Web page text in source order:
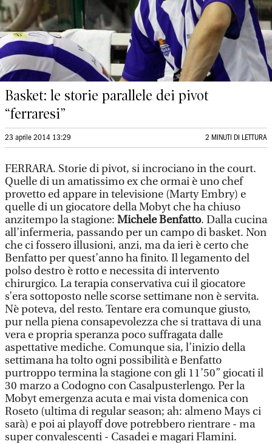
Basket: le storie parallele dei pivot
“ferraresi”
23 aprile 2014 13:29 2 MINUTI DI LETTURA
FERRARA. Storie di pivot, si incrociano in the court.
Quelle di un amatissimo ex che ormai è uno chef
provetto ed appare in televisione (Marty Embry) e
quelle di un giocatore della Mobyt che ha chiuso
anzitempo la stagione: Michele Benfatto. Dalla cucina
all’infermeria, passando per un campo di basket. Non
che ci fossero illusioni, anzi, ma da ieri è certo che
Benfatto per quest’anno ha finito. Il legamento del
polso destro è rotto e necessita di intervento
chirurgico. La terapia conservativa cui il giocatore
s’era sottoposto nelle scorse settimane non è servita.
Nè poteva, del resto. Tentare era comunque giusto,
pur nella piena consapevolezza che si trattava di una
vera e propria speranza poco suffragata dalle
aspettative mediche. Comunque sia, l’inizio della
settimana ha tolto ogni possibilità e Benfatto
purtroppo termina la stagione con gli 11’50” giocati il
30 marzo a Codogno con Casalpusterlengo. Per la
Mobyt emergenza acuta e mai vista domenica con
Roseto (ultima di regular season; ah: almeno Mays ci
sarà) e poi ai playoff dove potrebbero rientrare - ma
super convalescenti - Casadei e magari Flamini.